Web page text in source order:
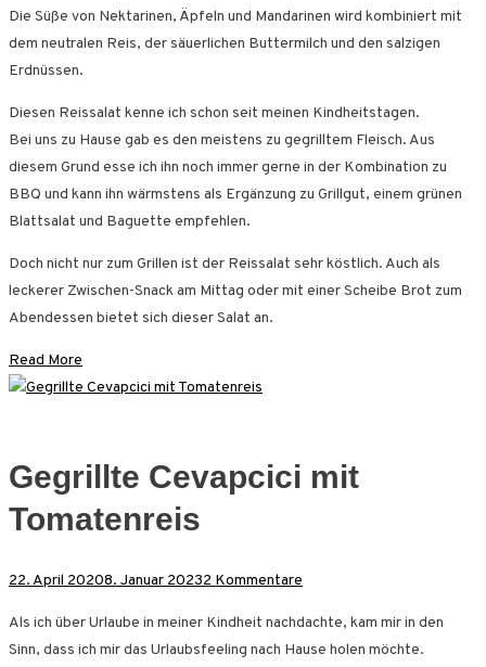
mit
Buttermilch-
Die Süße von Nektarinen, Äpfeln und Mandarinen wird kombiniert mit
dem neutralen Reis, der säuerlichen Buttermilch und den salzigen
Erdnüssen.
Diesen Reissalat kenne ich schon seit meinen Kindheitstagen.
Bei uns zu Hause gab es den meistens zu gegrilltem Fleisch. Aus
diesem Grund esse ich ihn noch immer gerne in der Kombination zu
BBQ und kann ihn wärmstens als Ergänzung zu Grillgut, einem grünen
Blattsalat und Baguette empfehlen.
Doch nicht nur zum Grillen ist der Reissalat sehr köstlich. Auch als
leckerer Zwischen-Snack am Mittag oder mit einer Scheibe Brot zum
Abendessen bietet sich dieser Salat an.
Read More
Gegrillte Cevapcici mit
Tomatenreis
22. April 20208. Januar 20232 Kommentare
Cevapcici
Als ich über Urlaube in meiner Kindheit nachdachte, kam mir in den
Sinn, dass ich mir das Urlaubsfeeling nach Hause holen möchte.